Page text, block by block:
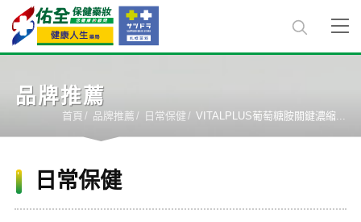
品牌推薦
首頁 品牌推薦 日常保健 VITALPLUS葡萄糖胺關鍵濃縮...
日常保健